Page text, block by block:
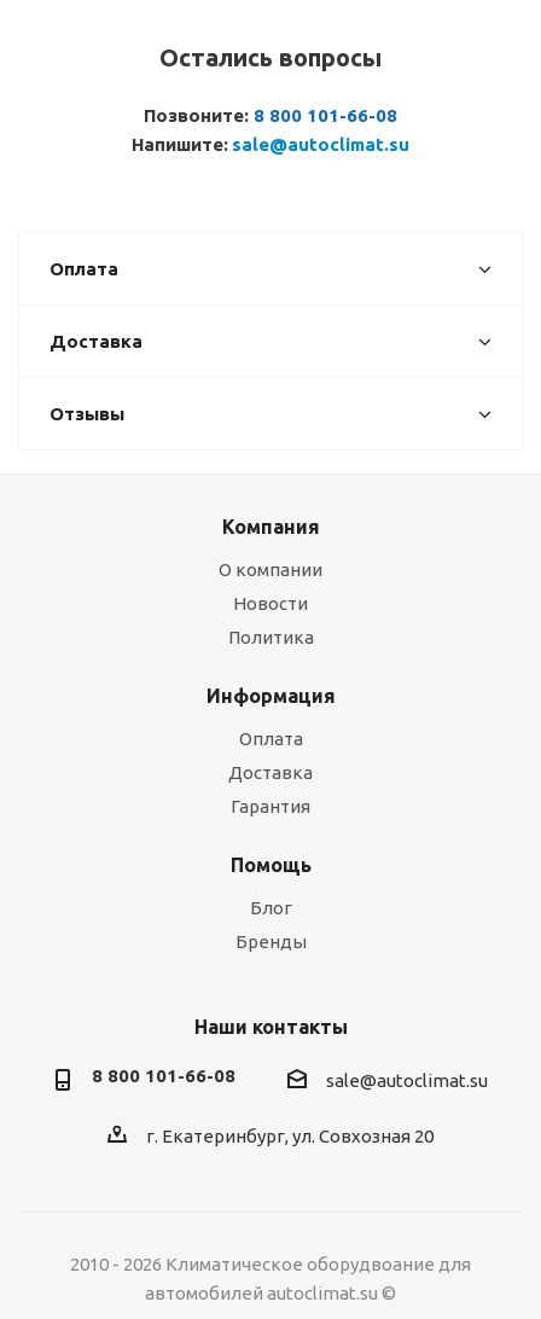
Остались вопросы
Позвоните: 8 800 101-66-08
Напишите: sale@autoclimat.su
Оплата
Доставка
Отзывы
Компания
О компании
Новости
Политика
Информация
Оплата
Доставка
Гарантия
Помощь
Блог
Бренды
Наши контакты
8 800 101-66-08 sale@autoclimat.su
г. Екатеринбург, ул. Совхозная 20
2010 - 2026 Климатическое оборудвоание для
автомобилей autoclimat.su ©